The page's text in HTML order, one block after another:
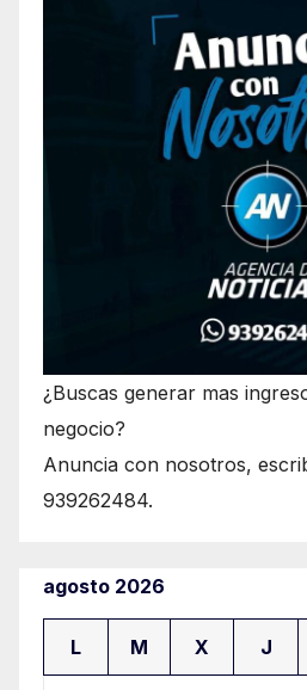
¿Buscas generar mas
negocio?
Anuncia con nosotros,
939262484.
agosto 2026
L M X J